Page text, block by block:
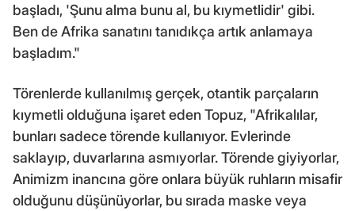
başladı, 'Şunu alma bunu al, bu kıymetlidir' gibi.
Ben de Afrika sanatını tanıdıkça artık anlamaya
başladım."
Törenlerde kullanılmış gerçek, otantik parçaların
kıymetli olduğuna işaret eden Topuz, "Afrikalılar,
bunları sadece törende kullanıyor. Evlerinde
saklayıp, duvarlarına asmıyorlar. Törende giyiyorlar,
Animizm inancına göre onlara büyük ruhların misafir
olduğunu düşünüyorlar, bu sırada maske veya